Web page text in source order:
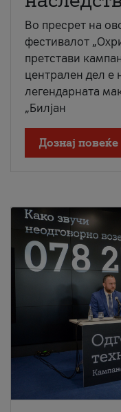
Во пресрет на
фестивалот
претстави
централен дел е
легендарната
„Билјан
Дознај повеќе